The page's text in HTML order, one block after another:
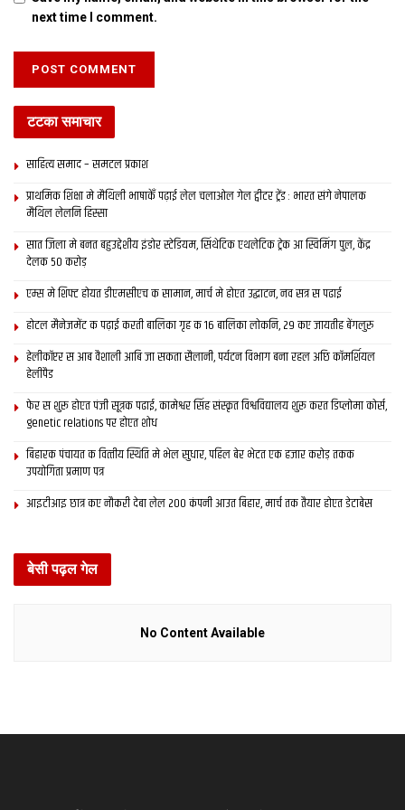
Tags: modi narendra modi
Pashupatinath Temple
next time I comment.
टटका समाचार
साहित्य समाद – समटल प्रकाश
प्राथमिक शि‍क्षा मे मैथि‍ली भाषाकेँ पढ़ाई लेल चलाओल गेल ट्वीटर ट्रेंड : भारत संगे नेपालक
मैथिल लेलनि हिस्सा
सात जिला मे बनत बहुउद्देशीय इंडोर स्‍टेडि‍यम, सिंथेटिक एथलेटिक ट्रेक आ स्विमिंग पुल, केंद्र
देलक 50 करोड़
एम्स मे शिफ्ट होयत डीएमसीएच क सामान, मार्च मे होएत उद्घाटन, नव सत्र स पढाई
होटल मैनेजमेंट क पढ़ाई करती बालिका गृह क 16 बालिका लोकनि, 29 कए जायतीह बेंगलुरु
हेलीकॉप्टर स आब वैशाली आबि जा सकता सैलानी, पर्यटन विभाग बना रहल अछि कॉमर्शियल
हेलीपैड
फेर स शुरू होएत पंजी सूत्रक पढाई, कामेश्वर सिंह संस्कृत विश्वविद्यालय शुरू करत डिप्लोमा कोर्स,
genetic relations पर होएत शोध
बिहारक पंचायत क वित्‍तीय स्थिति मे भेल सुधार, पहिल बेर भेटत एक हजार करोड़ तकक
उपयोगिता प्रमाण पत्र
आइटीआइ छात्र कए नौकरी देबा लेल 200 कंपनी आउत बिहार, मार्च तक तैयार होएत डेटाबेस
बेसी पढ़ल गेल
No Content Available